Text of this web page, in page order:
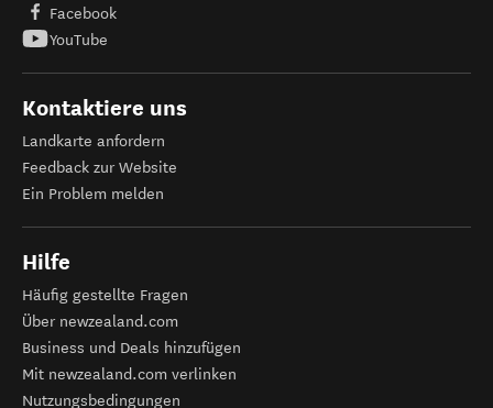
Facebook
YouTube
Kontaktiere uns
Landkarte anfordern
Feedback zur Website
Ein Problem melden
Hilfe
Häufig gestellte Fragen
Über newzealand.com
Business und Deals hinzufügen
Mit newzealand.com verlinken
Nutzungsbedingungen